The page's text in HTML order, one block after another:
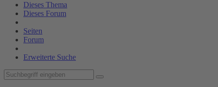
Dieses Thema
Dieses Forum
Seiten
Forum
Erweiterte Suche